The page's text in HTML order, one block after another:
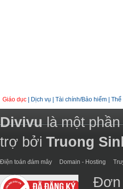
Giáo dục Dịch vụ Tài chính/Bảo hiểm Thể
Divivulà một
trợ bởi Truong
Điện toán đám mây Domain - Hosting
Đơn